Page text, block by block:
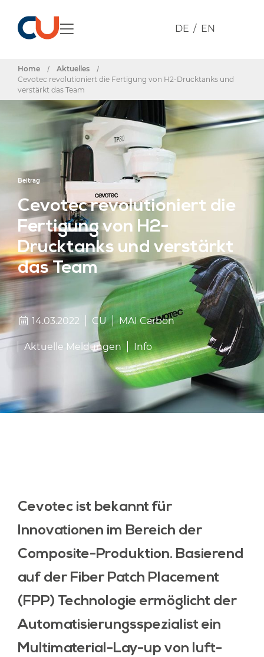
DE EN
Home / Aktuelles
/
Cevotec revolutioniert die Fertigung von H2-Drucktanks und
verstärkt das Team
Beitrag
Cevotec revolutioniert die
Fertigung von H2-
Drucktanks und verstärkt
das Team
14.03.2022 CU MAI Carbon
Aktuelle Meldungen Info
Cevotec ist bekannt für
Innovationen im Bereich der
Composite-Produktion. Basierend
auf der Fiber Patch Placement
(FPP) Technologie ermöglicht der
Automatisierungsspezialist ein
Multimaterial-Lay-up von luft-